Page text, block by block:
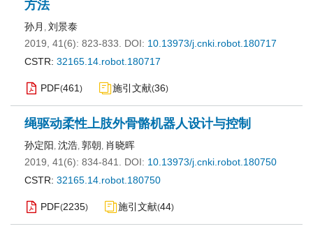
方法
孙月 , 刘景泰
2019, 41(6): 823-833.
DOI: 10.13973/j.cnki.robot.180717
CSTR: 32165.14.robot.180717
PDF(461 ) 施引文献(36)
绳驱动柔性上肢外骨骼机器人设计与控制
孙定阳, 沈浩, 郭朝, 肖晓晖
2019, 41(6): 834-841.
DOI: 10.13973/j.cnki.robot.180750
CSTR: 32165.14.robot.180750
PDF(2235) 施引文献(44)